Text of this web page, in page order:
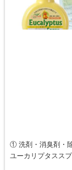
① 洗剤・消臭剤・
ユーカリプタスス